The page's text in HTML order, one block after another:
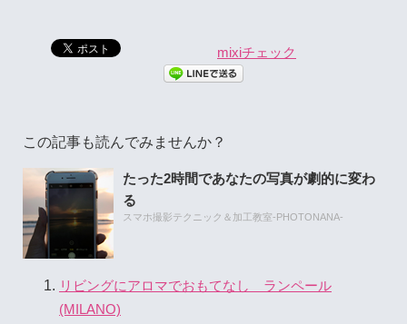
mixiチェック
この記事も読んでみませんか？
たった2時間であなたの写真が劇的に変わ
る
スマホ撮影テクニック＆加工教室-PHOTONANA-
リビングにアロマでおもてなし ランペール
(MILANO)